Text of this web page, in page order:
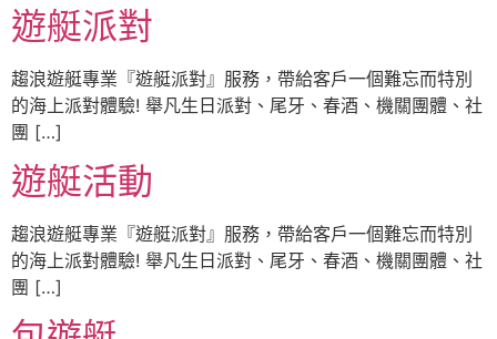
遊艇派對
趨浪遊艇專業『遊艇派對』服務，帶給客戶一個難忘而特別
的海上派對體驗! 舉凡生日派對、尾牙、春酒、機關團體、社
團 […]
遊艇活動
趨浪遊艇專業『遊艇派對』服務，帶給客戶一個難忘而特別
的海上派對體驗! 舉凡生日派對、尾牙、春酒、機關團體、社
團 […]